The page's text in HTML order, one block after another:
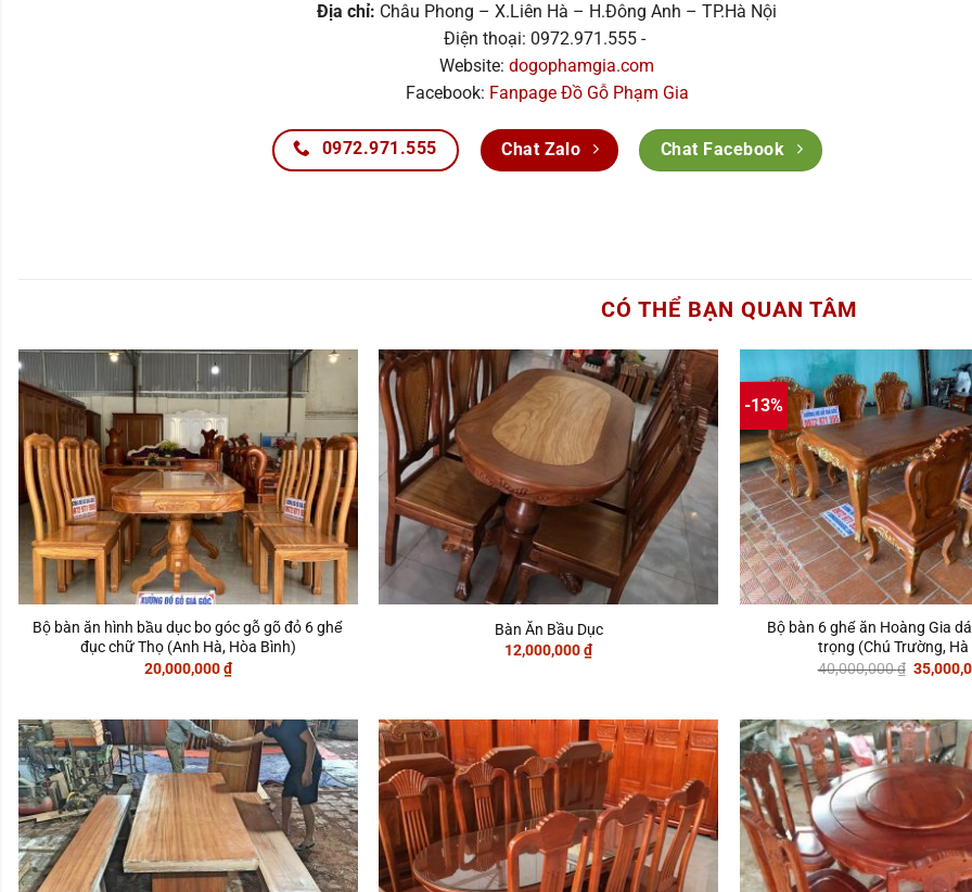
Địa chỉ: Châu Phong – X.Liên Hà – H.Đông Anh – TP.Hà Nội
Điện thoại: 0972.971.555 -
Website:dogophamgia.com
Facebook: Fanpage Đồ Gỗ Phạm Gia
0972.971.555 Chat Zalo Chat Facebook
CÓ THỂ BẠN QUAN TÂM
Bộ bàn ăn hình bầu dục bo góc gỗ gõ đỏ 6 ghế
đục chữ Thọ (Anh Hà, Hòa Bình)
20,000,000₫
Bàn Ăn Bầu Dục
12,000,000₫
-13%
Bộ bàn 6 ghế ăn Hoàng Gia
trọng (Chú Trường,
40,000,000₫ Giá